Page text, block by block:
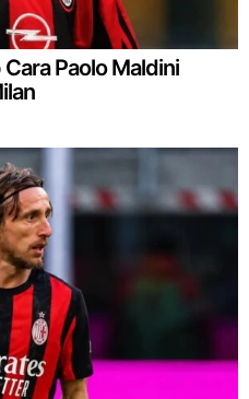
Paolo Maldini